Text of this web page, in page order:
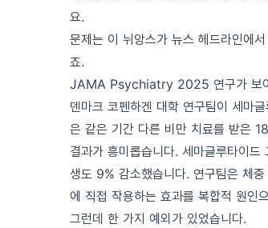
요.
문제는 이 뉘앙스가 뉴스 헤드라인에
죠.
JAMA Psychiatry 2025 연구가 보
덴마크 코펜하겐 대학 연구팀이 세마
은 같은 기간 다른 비만 치료를 받은
결과가 흥미롭습니다. 세마글루타이
생도 9% 감소했습니다. 연구팀은 체
에 직접 작용하는 효과를 복합적 원인
그런데 한 가지 예외가 있었습니다.